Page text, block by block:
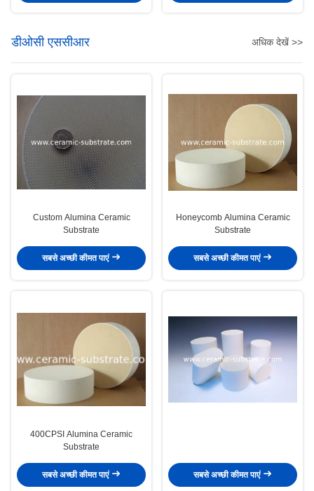
डीओसी एससीआर अधिक देखें >>
Custom Alumina Ceramic
Substrate
सबसे अच्छी कीमत पाएं
Honeycomb Alumina Ceramic
Substrate
सबसे अच्छी कीमत पाएं
400CPSI Alumina Ceramic
Substrate
सबसे अच्छी कीमत पाएं सबसे अच्छी कीमत पाएं